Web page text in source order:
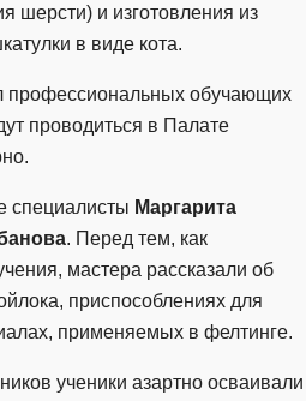
шерсти) и изготовления из
в виде кота.
профессиональных обучающих
проводиться в Палате
специалисты Маргарита
. Перед тем, как
мастера рассказали об
приспособлениях для
применяемых в фелтинге.
ученики азартно осваивали